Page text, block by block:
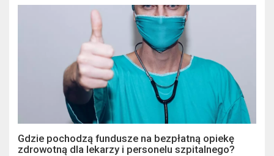
Gdzie pochodzą fundusze na bezpłatną opiekę
zdrowotną dla lekarzy i personelu szpitalnego?